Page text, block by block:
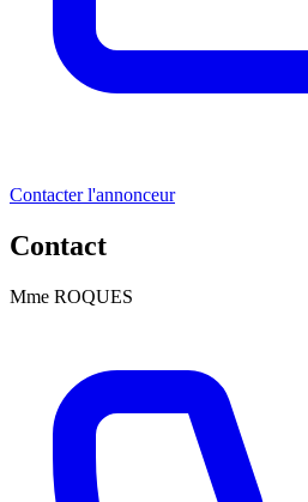
Contacter l'annonceur
Contact
Mme ROQUES